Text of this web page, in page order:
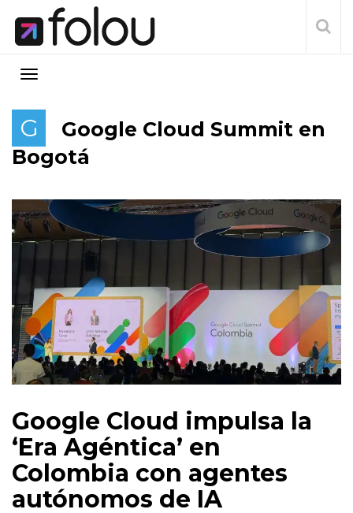
G
Google Cloud Summit en
Bogotá
Google Cloud impulsa la
‘Era Agéntica’ en
Colombia con agentes
autónomos de IA